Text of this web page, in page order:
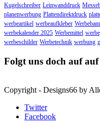
Kugelschreiber Leinwanddruck
planenwerbung Plattendirektdruck
werbeartikel werbeaufkleber
werbekalender 2025 Werbemittel
werbeschilder Werbetechnik werbung
Folgt uns doch auf auf
Copyright - Designs66 by
Twitter
Facebook